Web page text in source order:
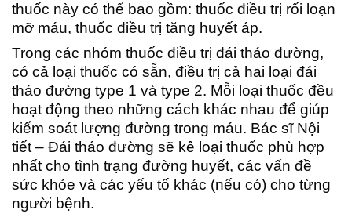
thuốc này có thể bao gồm: thuốc điều trị rối loạn
mỡ máu, thuốc điều trị tăng huyết áp.
Trong các nhóm thuốc điều trị đái tháo đường,
có cả loại thuốc có sẵn, điều trị cả hai loại đái
tháo đường type 1 và type 2. Mỗi loại thuốc đều
hoạt động theo những cách khác nhau để giúp
kiểm soát lượng đường trong máu. Bác sĩ Nội
tiết – Đái tháo đường sẽ kê loại thuốc phù hợp
nhất cho tình trạng đường huyết, các vấn đề
sức khỏe và các yếu tố khác (nếu có) cho từng
người bệnh.